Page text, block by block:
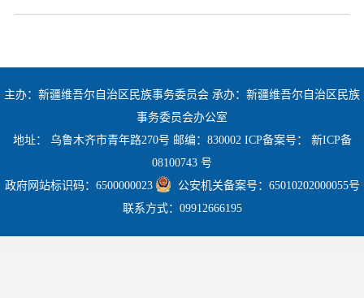
主办：新疆维吾尔自治区民族事务委员会 承办：新疆维吾尔自治区民族
事务委员会办公室
地址： 乌鲁木齐市青年路270号 邮编：830002 ICP备案号： 新ICP备
08100743 号
政府网站标识码：6500000023
公安机关备案号：65010202000055号
联系方式：09912666195